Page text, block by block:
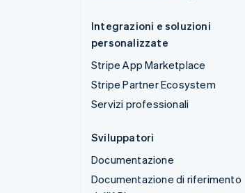
Integrazioni e soluzioni
personalizzate
Stripe App Marketplace
Stripe Partner Ecosystem
Servizi professionali
Sviluppatori
Documentazione
Documentazione di riferimento